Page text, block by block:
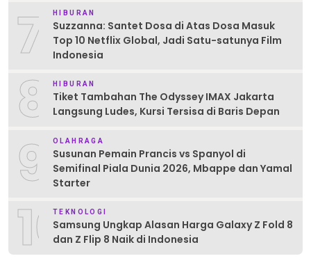
7 HIBURAN
Suzzanna: Santet Dosa di Atas Dosa Masuk
Top 10 Netflix Global, Jadi Satu-satunya Film
Indonesia
8 HIBURAN
Tiket Tambahan The Odyssey IMAX Jakarta
Langsung Ludes, Kursi Tersisa di Baris Depan
9 OLAHRAGA
Susunan Pemain Prancis vs Spanyol di
Semifinal Piala Dunia 2026, Mbappe dan Yamal
Starter
10TEKNOLOGI
Samsung Ungkap Alasan Harga Galaxy Z Fold 8
dan Z Flip 8 Naik di Indonesia